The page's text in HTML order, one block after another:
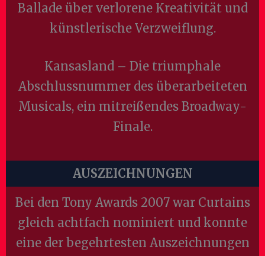
Ballade über verlorene Kreativität und
künstlerische Verzweiflung.
Kansasland – Die triumphale
Abschlussnummer des überarbeiteten
Musicals, ein mitreißendes Broadway-
Finale.
AUSZEICHNUNGEN
Bei den Tony Awards 2007 war Curtains
gleich achtfach nominiert und konnte
eine der begehrtesten Auszeichnungen